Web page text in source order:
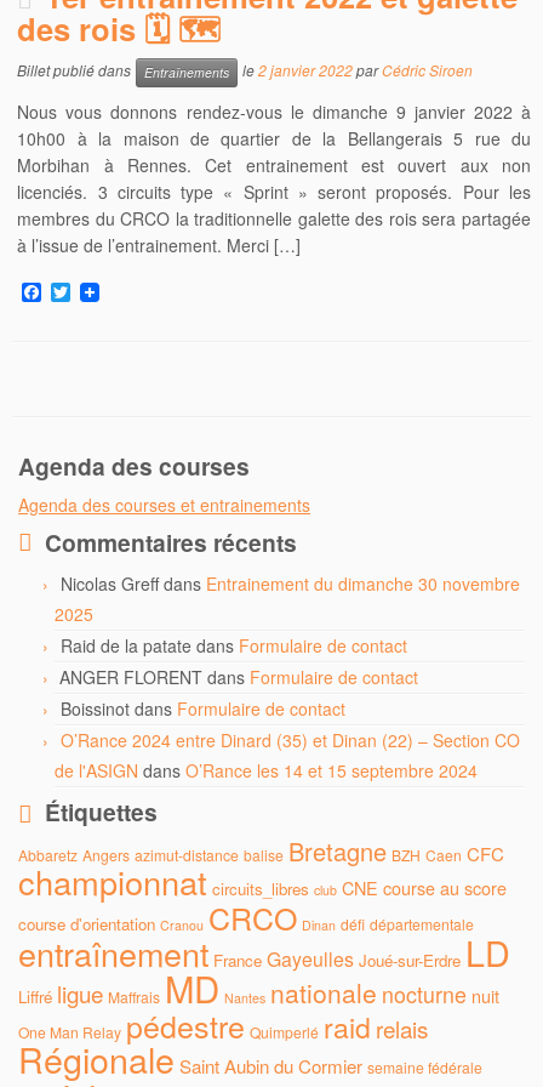
des rois 🗓 🗺
Billet publié dans Entraînements le2 janvier 2022parCédric Siroen
Nous vous donnons rendez-vous le dimanche 9 janvier 2022 à
10h00 à la maison de quartier de la Bellangerais 5 rue du
Morbihan à Rennes. Cet entrainement est ouvert aux non
licenciés. 3 circuits type « Sprint » seront proposés. Pour les
membres du CRCO la traditionnelle galette des rois sera partagée
à l’issue de l’entrainement. Merci […]
F
a
T
w
Agenda des courses
Agenda des courses et entrainements
Commentaires récents
Nicolas Greffdans Entrainement du dimanche 30 novembre
2025
Raid de la patate dans Formulaire de contact
ANGER FLORENT dans Formulaire de contact
Boissinot dans Formulaire de contact
O’Rance 2024 entre Dinard (35) et Dinan (22) – Section CO
de l'ASIGN dans O’Rance les 14 et 15 septembre 2024
Étiquettes
Abbaretz Angers azimut-distance balise Bretagne BZH Caen CFC
championnat circuits_libres club CNE course au score
course d'orientation Cranou CRCO Dinan défi départementale
entraînement France Gayeulles Joué-sur-Erdre LD
Liffré ligue Maffrais MD Nantes nationale nocturne nuit
One Man Relay pédestre Quimperlé raid relais
Régionale Saint Aubin du Cormier semaine fédérale